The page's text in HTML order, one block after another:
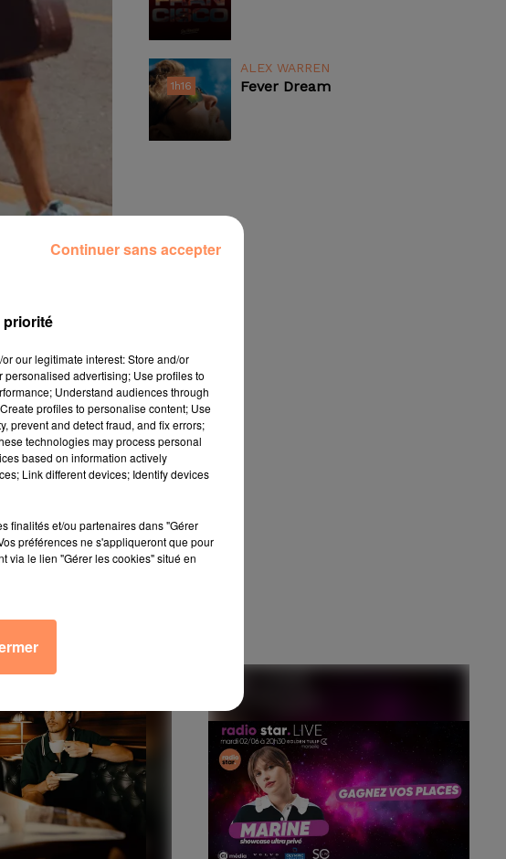
Si vous
1h16
1h16
ALEX WARREN
Fever Dream
priorité
our legitimate interest: Store and/or
advertising; Use profiles to
Understand audiences through
profiles to personalise content; Use
prevent and detect fraud, and fix errors;
technologies may process personal
based on information actively
Link different devices; Identify devices
finalités et/ou partenaires dans "Gérer
préférences ne s'appliqueront que pour
via le lien "Gérer les cookies" situé en
Continuer sans accepter